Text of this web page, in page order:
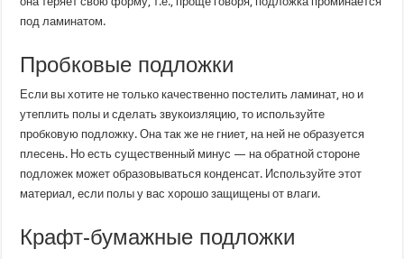
под ламинатом.
Пробковые подложки
Если вы хотите не только качественно постелить ламинат, но и
утеплить полы и сделать звукоизляцию, то используйте
пробковую подложку. Она так же не гниет, на ней не образуется
плесень. Но есть существенный минус — на обратной стороне
подложек может образовываться конденсат. Используйте этот
материал, если полы у вас хорошо защищены от влаги.
Крафт-бумажные подложки